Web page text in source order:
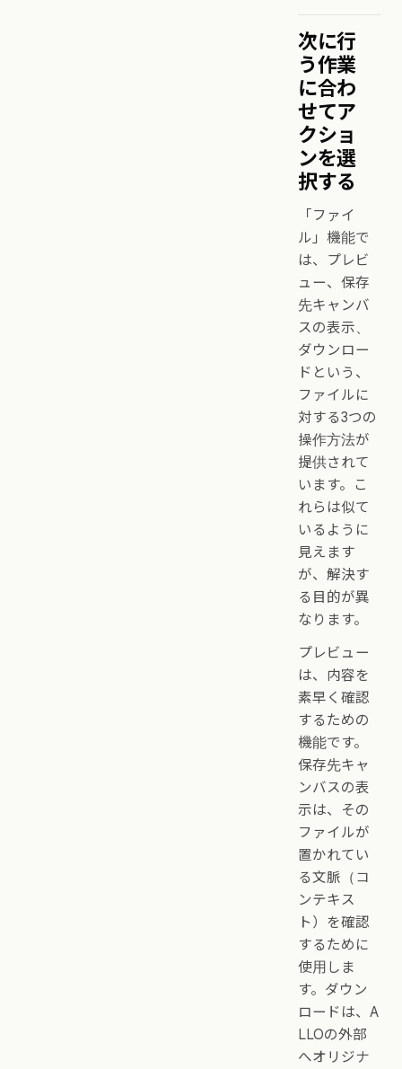
次に行
う作業
に合わ
せてア
クショ
ンを選
択する
「ファイ
ル」機能で
は、プレビ
ュー、保存
先キャンバ
スの表示、
ダウンロー
ドという、
ファイルに
対する3つの
操作方法が
提供されて
います。こ
れらは似て
いるように
見えます
が、解決す
る目的が異
なります。
プレビュー
は、内容を
素早く確認
するための
機能です。
保存先キャ
ンバスの表
示は、その
ファイルが
置かれてい
る文脈（コ
ンテキス
ト）を確認
するために
使用しま
す。ダウン
ロードは、A
LLOの外部
へオリジナ